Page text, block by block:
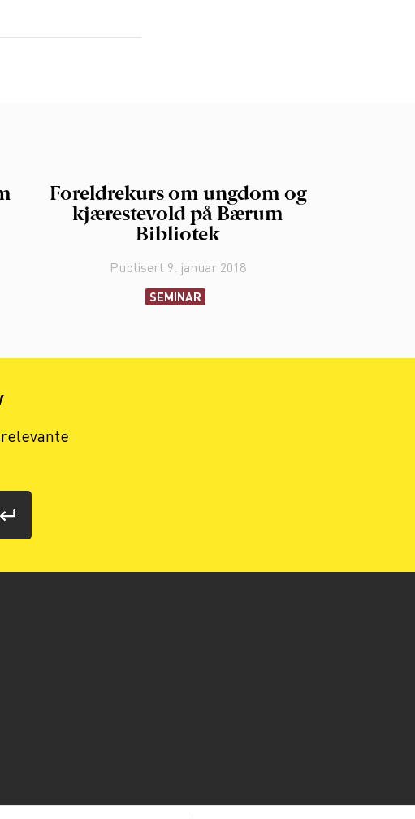
Foreldrekurs om ungdom og
kjærestevold på Bærum
Bibliotek
Publisert 9. januar 2018
SEMINAR